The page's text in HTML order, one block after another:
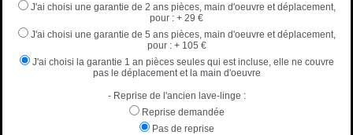
J'ai choisi une garantie de 2 ans pièces, main d'oeuvre et déplacement,
pour : + 29 €
J'ai choisi une garantie de 5 ans pièces, main d'oeuvre et déplacement,
pour :+ 105 €
J'ai choisi la garantie 1 an pièces seules qui est incluse, elle ne couvre
pas le déplacement et la main d'oeuvre
- Reprise de l'ancien lave-linge :
Reprise demandée
Pas de reprise